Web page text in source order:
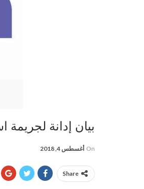
بيان إدانة
On أغسطس 4, 2018
Share